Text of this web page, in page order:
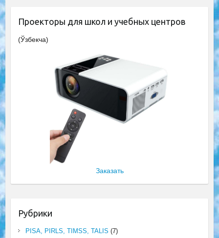
Проекторы для школ и учебных центров
(Ўзбекча)
Заказать
Рубрики
PISA, PIRLS, TIMSS, TALIS (7)